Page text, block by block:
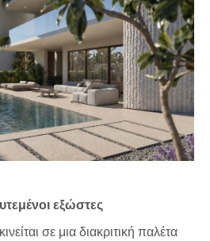
εξώστες
σε μια διακριτική παλέτα